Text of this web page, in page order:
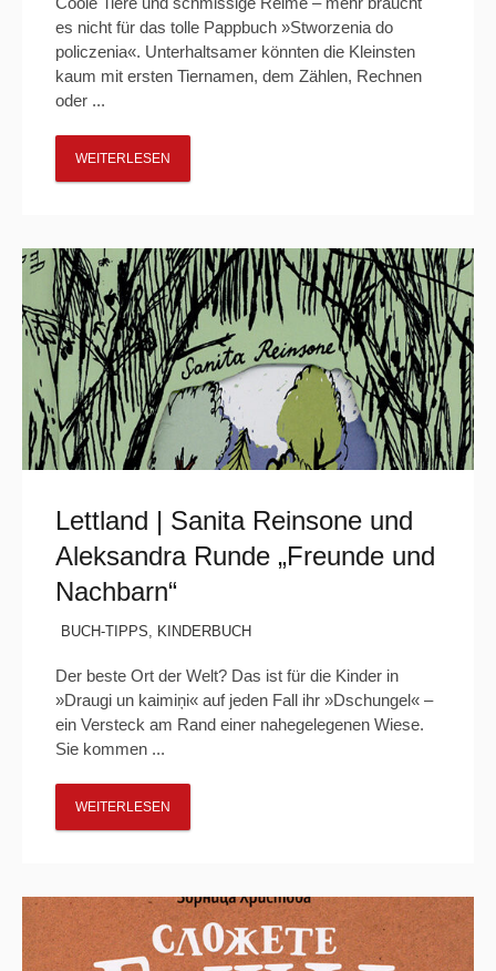
es nicht für das tolle Pappbuch »Stworzenia do
policzenia«. Unterhaltsamer könnten die Kleinsten
kaum mit ersten Tiernamen, dem Zählen, Rechnen
oder ...
WEITERLESEN
Lettland | Sanita Reinsone und
Aleksandra Runde „Freunde und
Nachbarn“
BUCH-TIPPS, KINDERBUCH
Der beste Ort der Welt? Das ist für die Kinder in
»Draugi un kaimiņi« auf jeden Fall ihr »Dschungel« –
ein Versteck am Rand einer nahegelegenen Wiese.
Sie kommen ...
WEITERLESEN